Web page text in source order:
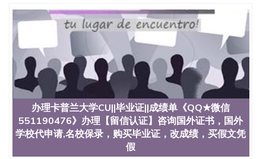
也吸引了众多不同国家的专业人士前来研究与学习。
二、办理流程： 1、收集客户办理信息； 2、客户付
定金下单； 3、公司确认到账转制作点做电子图；
4、电子图做好发给客户确认； 5、电子图确认好转成
品部做成品； 6、成品做好拍照或者视频确认再付余
款； 7、快递给客户（国内顺丰，国外DHL）。 三、
真实网上可查的证明材料 1、教育部学历学位认证，
留服真实存档可查，存档。 2、留学回国人员证明
（使馆认证），使馆网站真实存档可查。 3、留信网
真实可查认证办理，存档可查，终身受用。 四、办理
流程农业科学院、艺术与建筑学院、商学院、交流学
院、地球及物质科学院、教育学院、工程学院、健康
与人类发展学院、信息工程与科学学院、人文学院、
办理卡普兰大学CU||毕业证||成绩单《QQ★微信
551190476》办理【留信认证】咨询国外证书，国外
学校代申请,名校保录，购买毕业证，改成绩，买假文凭
假